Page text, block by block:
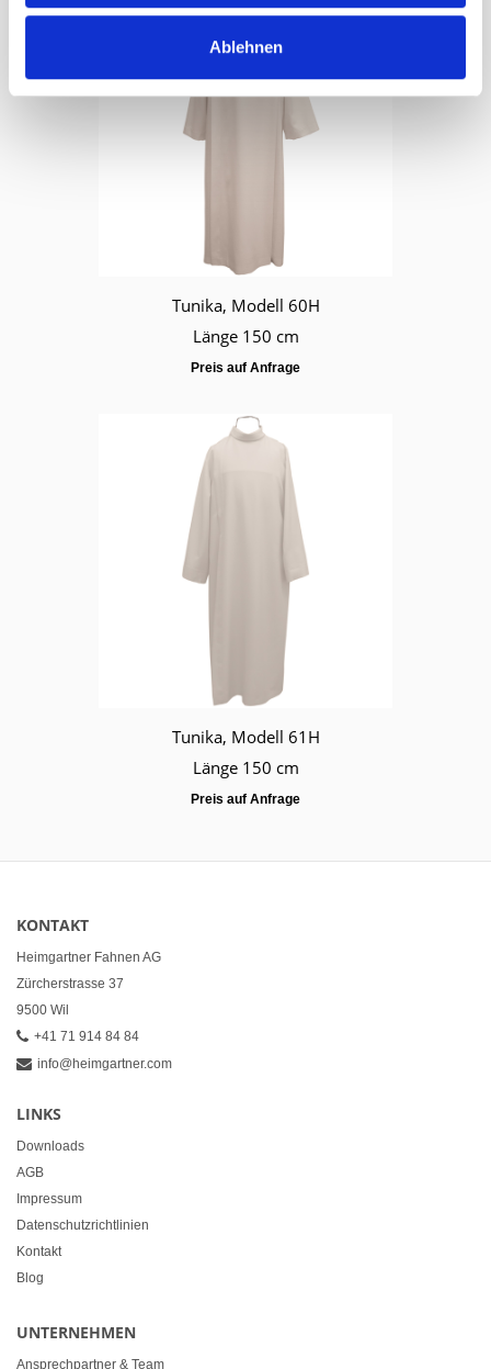
Ablehnen
Tunika, Modell 60H
Länge 150 cm
Preis auf Anfrage
Tunika, Modell 61H
Länge 150 cm
Preis auf Anfrage
KONTAKT
Heimgartner Fahnen AG
Zürcherstrasse 37
9500 Wil
+41 71 914 84 84
info@heimgartner.com
LINKS
Downloads
AGB
Impressum
Datenschutzrichtlinien
Kontakt
Blog
UNTERNEHMEN
Ansprechpartner & Team